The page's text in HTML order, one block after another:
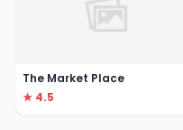
The Market Place
★ 4.5